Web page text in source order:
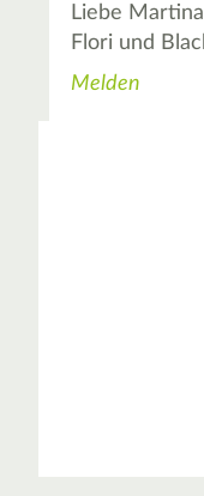
Liebe
Flori und
Melden